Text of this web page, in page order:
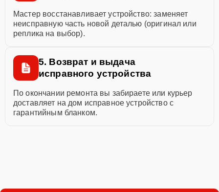
Мастер восстанавливает устройство: заменяет
неисправную часть новой деталью (оригинал или
реплика на выбор).
5. Возврат и выдача
исправного устройства
По окончании ремонта вы забираете или курьер
доставляет на дом исправное устройство с
гарантийным бланком.